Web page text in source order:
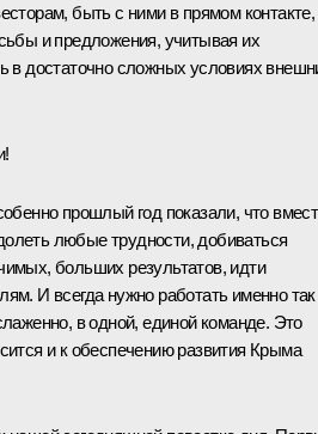
быть с ними в прямом контакте,
и предложения, учитывая их
в достаточно сложных условиях
прошлый год показали, что
любые трудности, добиваться
больших результатов, идти
И всегда нужно работать именно
в одной, единой команде. Это
и к обеспечению развития Крыма